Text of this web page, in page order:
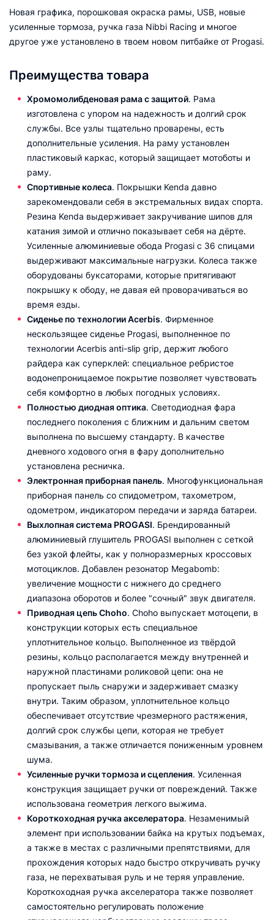
Новая графика, порошковая окраска рамы, USB, новые
усиленные тормоза, ручка газа Nibbi Racing и многое
другое уже установлено в твоем новом питбайке от Progasi.
Преимущества товара
Хромомолибденовая рама с защитой. Рама
изготовлена с упором на надежность и долгий срок
службы. Все узлы тщательно проварены, есть
дополнительные усиления. На раму установлен
пластиковый каркас, который защищает мотоботы и
раму.
Спортивные колеса. Покрышки Kenda давно
зарекомендовали себя в экстремальных видах спорта.
Резина Kenda выдерживает закручивание шипов для
катания зимой и отлично показывает себя на дёрте.
Усиленные алюминиевые обода Progasi с 36 спицами
выдерживают максимальные нагрузки. Колеса также
оборудованы буксаторами, которые притягивают
покрышку к ободу, не давая ей проворачиваться во
время езды.
Сиденье по технологии Acerbis. Фирменное
нескользящее сиденье Progasi, выполненное по
технологии Acerbis anti-slip grip, держит любого
райдера как суперклей: специальное ребристое
водонепроницаемое покрытие позволяет чувствовать
себя комфортно в любых погодных условиях.
Полностью диодная оптика. Светодиодная фара
последнего поколения с ближним и дальним светом
выполнена по высшему стандарту. В качестве
дневного ходового огня в фару дополнительно
установлена ресничка.
Электронная приборная панель. Многофункциональная
приборная панель со спидометром, тахометром,
одометром, индикатором передачи и заряда батареи.
Выхлопная система PROGASI. Брендированный
алюминиевый глушитель PROGASI выполнен с сеткой
без узкой флейты, как у полноразмерных кроссовых
мотоциклов. Добавлен резонатор Megabomb:
увеличение мощности c нижнего до среднего
диапазона оборотов и более "сочный" звук двигателя.
Приводная цепь Choho. Choho выпускает мотоцепи, в
конструкции которых есть специальное
уплотнительное кольцо. Выполненное из твёрдой
резины, кольцо располагается между внутренней и
наружной пластинами роликовой цепи: она не
пропускает пыль снаружи и задерживает смазку
внутри. Таким образом, уплотнительное кольцо
обеспечивает отсутствие чрезмерного растяжения,
долгий срок службы цепи, которая не требует
смазывания, а также отличается пониженным уровнем
шума.
Усиленные ручки тормоза и сцепления. Усиленная
конструкция защищает ручки от повреждений. Также
использована геометрия легкого выжима.
Короткоходная ручка акселератора. Незаменимый
элемент при использовании байка на крутых подъемах,
а также в местах с различными препятствиями, для
прохождения которых надо быстро откручивать ручку
газа, не перехватывая руль и не теряя управление.
Короткоходная ручка акселератора также позволяет
самостоятельно регулировать положение